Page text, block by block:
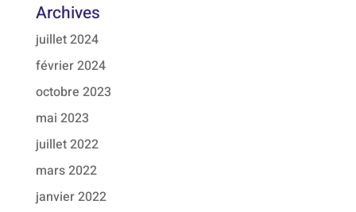
Archives
juillet 2024
février 2024
octobre 2023
mai 2023
juillet 2022
mars 2022
janvier 2022